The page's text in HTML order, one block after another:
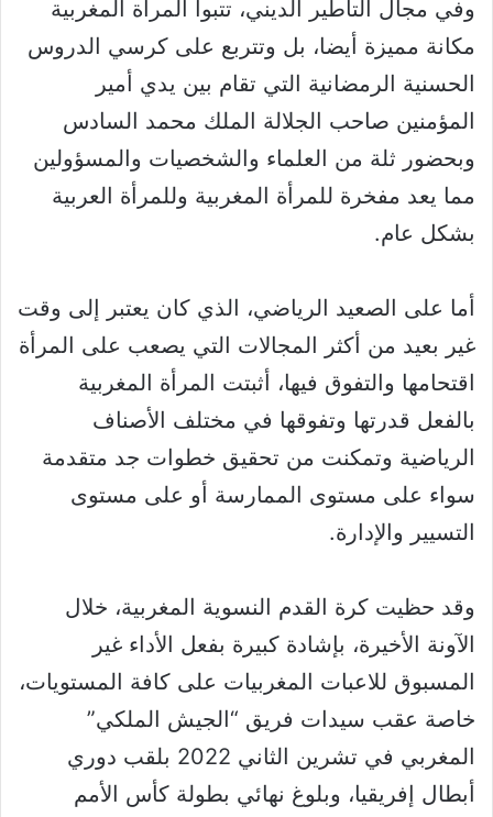
وفي مجال التأطير الديني، تتبوأ المرأة المغربية
مكانة مميزة أيضا، بل وتتربع على كرسي الدروس
الحسنية الرمضانية التي تقام بين يدي أمير
المؤمنين صاحب الجلالة الملك محمد السادس
وبحضور ثلة من العلماء والشخصيات والمسؤولين
مما يعد مفخرة للمرأة المغربية وللمرأة العربية
بشكل عام.
أما على الصعيد الرياضي، الذي كان يعتبر إلى وقت
غير بعيد من أكثر المجالات التي يصعب على المرأة
اقتحامها والتفوق فيها، أثبتت المرأة المغربية
بالفعل قدرتها وتفوقها في مختلف الأصناف
الرياضية وتمكنت من تحقيق خطوات جد متقدمة
سواء على مستوى الممارسة أو على مستوى
التسيير والإدارة.
وقد حظيت كرة القدم النسوية المغربية، خلال
الآونة الأخيرة، بإشادة كبيرة بفعل الأداء غير
المسبوق للاعبات المغربيات على كافة المستويات،
خاصة عقب سيدات فريق “الجيش الملكي”
المغربي في تشرين الثاني 2022 بلقب دوري
أبطال إفريقيا، وبلوغ نهائي بطولة كأس الأمم